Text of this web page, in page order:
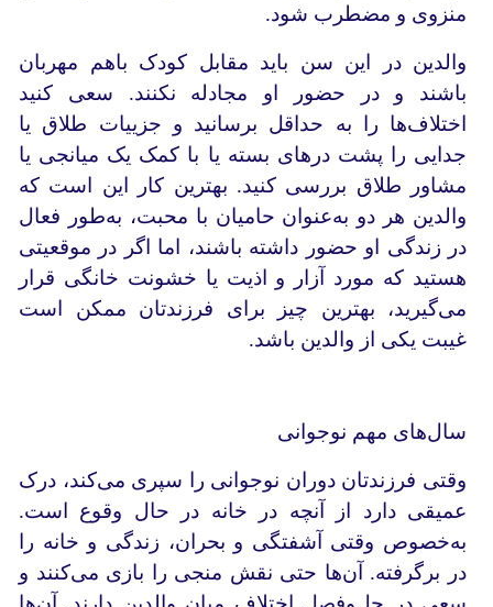
منزوی و مضطرب شود.
والدین در این سن باید مقابل کودک باهم مهربان
باشند و در حضور او مجادله نکنند. سعی کنید
اختلاف‌ها را به حداقل برسانید و جزییات طلاق یا
جدایی را پشت درهای بسته یا با کمک یک میانجی یا
مشاور طلاق بررسی کنید. بهترین کار این است که
والدین هر دو به‌عنوان حامیان با محبت، به‌‌طور فعال
در زندگی او حضور داشته باشند، اما اگر در موقعیتی
هستید که مورد آزار و اذیت یا خشونت خانگی قرار
می‌گیرید، بهترین چیز برای فرزندتان ممکن است
غیبت یکی از والدین باشد.
سال‌های مهم نوجوانی
وقتی فرزندتان دوران نوجوانی را سپری می‌کند، درک
عمیقی دارد از آنچه در خانه در حال وقوع است.
به‌خصوص وقتی آشفتگی و بحران، زندگی و خانه را
در برگرفته. آن‌ها حتی نقش منجی را بازی می‌کنند و